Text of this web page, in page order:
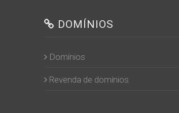
DOMÍNIOS
Domínios
Revenda de domínios